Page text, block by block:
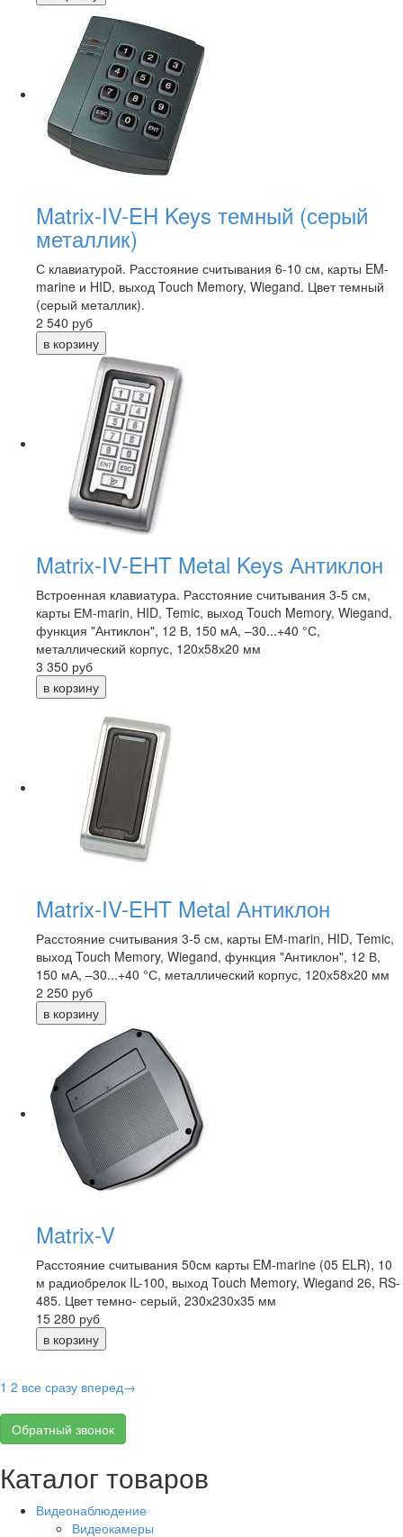
Matrix-IV-EH Keys темный (серый
металлик)
С клавиатурой. Расстояние считывания 6-10 см, карты EM-
marine и HID, выход Touch Memory, Wiegand. Цвет темный
(серый металлик).
2 540 руб
Matrix-IV-EHT Metal Keys Антиклон
Встроенная клавиатура. Расстояние считывания 3-5 см,
карты ЕМ-marin, HID, Temic, выход Touch Memory, Wiegand,
функция "Антиклон", 12 В, 150 мА, –30...+40 °С,
металлический корпус, 120х58х20 мм
3 350 руб
Matrix-IV-EHT Metal Антиклон
Расстояние считывания 3-5 см, карты ЕМ-marin, HID, Temic,
выход Touch Memory, Wiegand, функция "Антиклон", 12 В,
150 мА, –30...+40 °С, металлический корпус, 120х58х20 мм
2 250 руб
Matrix-V
Расстояние считывания 50см карты EM-marine (05 ELR), 10
м радиобрелок IL-100, выход Touch Memory, Wiegand 26, RS-
485. Цвет темно- серый, 230х230х35 мм
15 280 руб
1 2 все сразу вперед→
Обратный звонок
Каталог товаров
Видеонаблюдение
Видеокамеры